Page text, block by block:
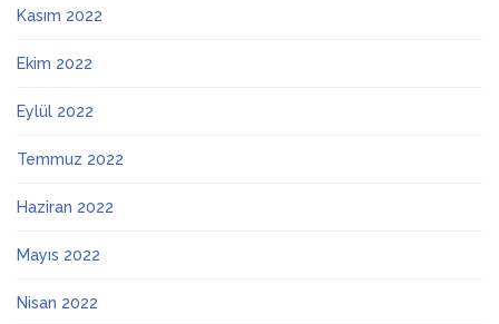
Kasım 2022
Ekim 2022
Eylül 2022
Temmuz 2022
Haziran 2022
Mayıs 2022
Nisan 2022